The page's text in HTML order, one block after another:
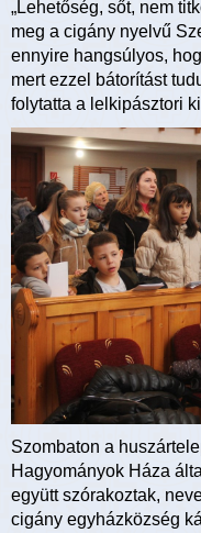
„Lehetőség, sőt, nem
meg a cigány nyelvű
ennyire hangsúlyos,
mert ezzel bátorítást
folytatta a lelkipásztori
Szombaton a
Hagyományok Háza
együtt szórakoztak,
cigány egyházközség